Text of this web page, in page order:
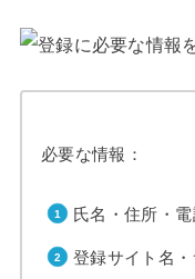
必要な情報：
氏名・住所・
登録サイト名